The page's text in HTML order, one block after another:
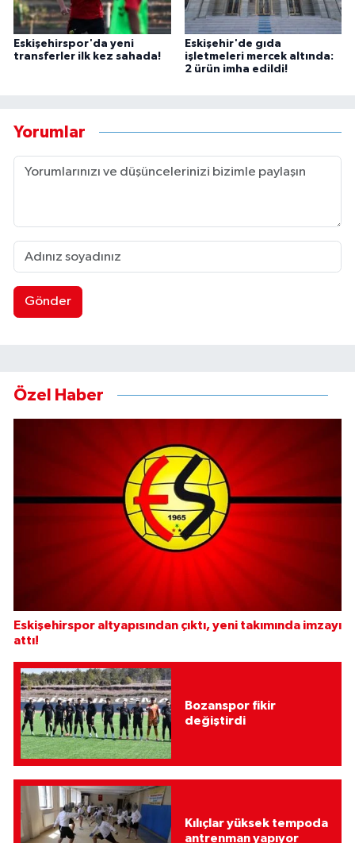
Eskişehirspor'da yeni
transferler ilk kez sahada!
Eskişehir'de gıda
işletmeleri mercek altında:
2 ürün imha edildi!
Yorumlar
Gönder
Özel Haber
Eskişehirspor altyapısından çıktı, yeni takımında imzayı
attı!
Bozanspor fikir
değiştirdi
Kılıçlar yüksek tempoda
antrenman yapıyor